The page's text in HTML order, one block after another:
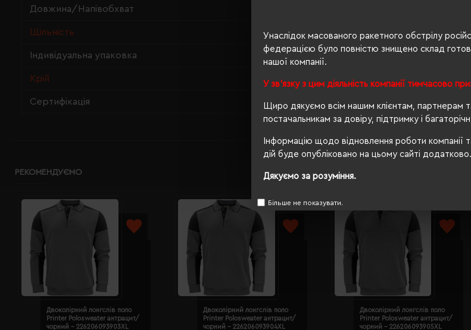
Унаслідок масованого ракетного обстрілу
федерацією було повністю знищено склад
нашої компанії.
У зв'язку з цим діяльність компанії тимчасово
Щиро дякуємо всім нашим клієнтам, партнерам
постачальникам за довіру, підтримку і
Інформацію щодо відновлення роботи компанії
дій буде опубліковано на цьому сайті додатково.
Дякуємо за розуміння.
Більше не показувати.
Довжина/Напівобхват
Щільність 220 г/м²
Індивідуальна упаковка
Крій
Сертифікація OEKO-TEX® Standard 100, PETA-
РЕКОМЕНДУЄМО
Двоколірний лонгслів поло
Printer Polosweater антрацит/
чорний - 226206093903XL
Двоколірний лонгслів поло
Printer Polosweater антрацит/
чорний - 226206093904XL
Двоколірний лонгслів поло
Printer Polosweater антрацит/
чорний - 226206093905XL